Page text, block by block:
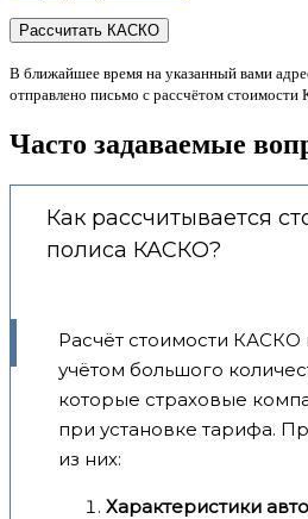
В ближайшее время на указанный вами
отправлено письмо с рассчётом
Часто задаваемые
Как рассчитывается
полиса КАСКО?
Расчёт стоимости КАСКО
учётом большого
которые страховые
при установке тарифа.
из них:
Характеристики